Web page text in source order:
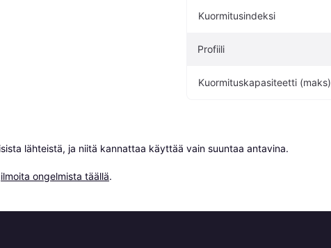
Kuormitusindeksi
Profiili
Kuormituskapasiteetti (maks)
lähteistä, ja niitä kannattaa käyttää vain suuntaa antavina.
ilmoita ongelmista täällä.